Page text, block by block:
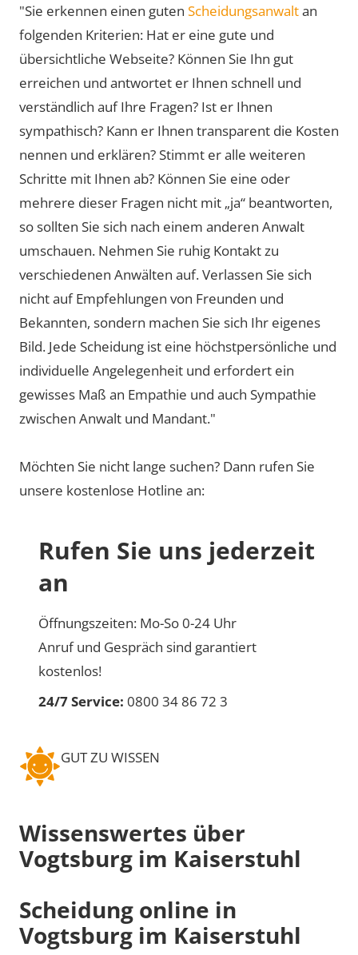
"Sie erkennen einen guten Scheidungsanwaltan
folgenden Kriterien: Hat er eine gute und
übersichtliche Webseite? Können Sie Ihn gut
erreichen und antwortet er Ihnen schnell und
verständlich auf Ihre Fragen? Ist er Ihnen
sympathisch? Kann er Ihnen transparent die Kosten
nennen und erklären? Stimmt er alle weiteren
Schritte mit Ihnen ab? Können Sie eine oder
mehrere dieser Fragen nicht mit „ja“ beantworten,
so sollten Sie sich nach einem anderen Anwalt
umschauen. Nehmen Sie ruhig Kontakt zu
verschiedenen Anwälten auf. Verlassen Sie sich
nicht auf Empfehlungen von Freunden und
Bekannten, sondern machen Sie sich Ihr eigenes
Bild. Jede Scheidung ist eine höchstpersönliche und
individuelle Angelegenheit und erfordert ein
gewisses Maß an Empathie und auch Sympathie
zwischen Anwalt und Mandant."
Möchten Sie nicht lange suchen? Dann rufen Sie
unsere kostenlose Hotline an:
Rufen Sie uns jederzeit
an
Öffnungszeiten: Mo-So 0-24 Uhr
Anruf und Gespräch sind garantiert
kostenlos!
24/7 Service: 0800 34 86 72 3
GUT ZU WISSEN
Wissenswertes über
Vogtsburg im Kaiserstuhl
Scheidung online in
Vogtsburg im Kaiserstuhl